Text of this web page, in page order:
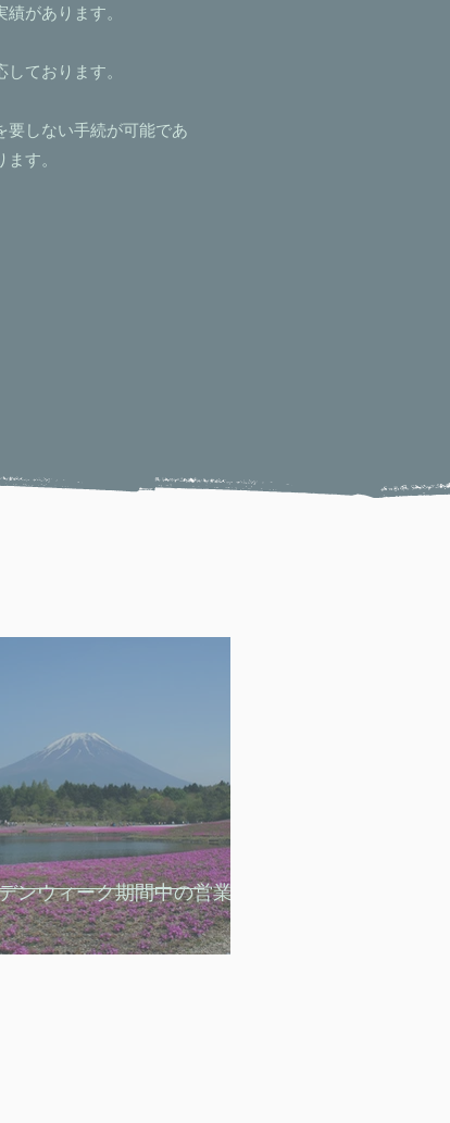
があります。
ております。
要しない手続が可能であ
す。
ンウィーク期間中の営業体